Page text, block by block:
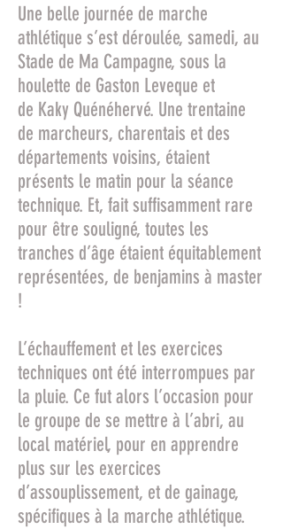
Une belle journée de marche
athlétique s’est déroulée, samedi, au
Stade de Ma Campagne, sous la
houlette de Gaston Leveque et
de Kaky Quénéhervé. Une trentaine
de marcheurs, charentais et des
départements voisins, étaient
présents le matin pour la séance
technique. Et, fait suffisamment rare
pour être souligné, toutes les
tranches d’âge étaient équitablement
représentées, de benjamins à master
!
L’échauffement et les exercices
techniques ont été interrompues par
la pluie. Ce fut alors l’occasion pour
le groupe de se mettre à l’abri, au
local matériel, pour en apprendre
plus sur les exercices
d’assouplissement, et de gainage,
spécifiques à la marche athlétique.